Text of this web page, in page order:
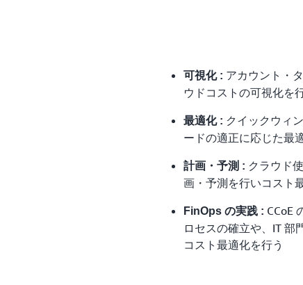
可視化 : アカウント・
ウドコストの可視化を
最適化 : クイックウィ
ードの適正に応じた最
計画・予測 : クラウド
画・予測を行いコスト
FinOps の実践 : CCoE
ロセスの確立や、IT 部
コスト最適化を行う